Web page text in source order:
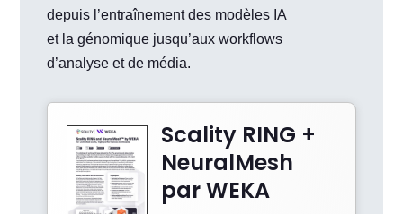
depuis l’entraînement des modèles IA
et la génomique jusqu’aux workflows
d’analyse et de média.
Scality RING +
NeuralMesh
par WEKA